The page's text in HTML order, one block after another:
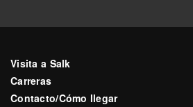
Visita a Salk
Carreras
Contacto/Cómo llegar